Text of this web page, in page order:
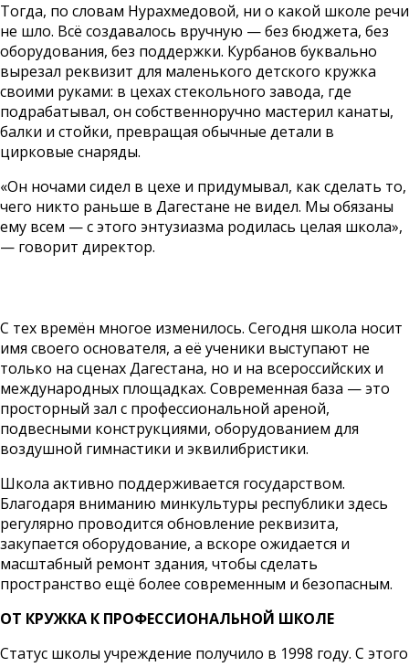
Тогда, по словам Нурахмедовой, ни о какой школе речи
не шло. Всё создавалось вручную — без бюджета, без
оборудования, без поддержки. Курбанов буквально
вырезал реквизит для маленького детского кружка
своими руками: в цехах стекольного завода, где
подрабатывал, он собственноручно мастерил канаты,
балки и стойки, превращая обычные детали в
цирковые снаряды.
«Он ночами сидел в цехе и придумывал, как сделать то,
чего никто раньше в Дагестане не видел. Мы обязаны
ему всем — с этого энтузиазма родилась целая школа»,
— говорит директор.
С тех времён многое изменилось. Сегодня школа носит
имя своего основателя, а её ученики выступают не
только на сценах Дагестана, но и на всероссийских и
международных площадках. Современная база — это
просторный зал с профессиональной ареной,
подвесными конструкциями, оборудованием для
воздушной гимнастики и эквилибристики.
Школа активно поддерживается государством.
Благодаря вниманию минкультуры республики здесь
регулярно проводится обновление реквизита,
закупается оборудование, а вскоре ожидается и
масштабный ремонт здания, чтобы сделать
пространство ещё более современным и безопасным.
ОТ КРУЖКА К ПРОФЕССИОНАЛЬНОЙ ШКОЛЕ
Статус школы учреждение получило в 1998 году. С этого